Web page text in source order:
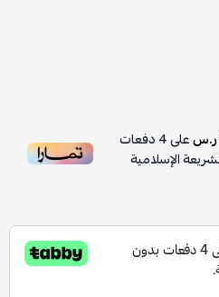
على4دفعات
الإسلامية